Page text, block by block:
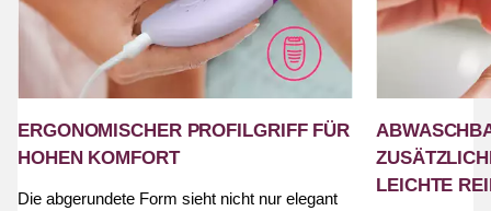
ERGONOMISCHER PROFILGRIFF FÜR
HOHEN KOMFORT
Die abgerundete Form sieht nicht nur elegant
LEICHTE